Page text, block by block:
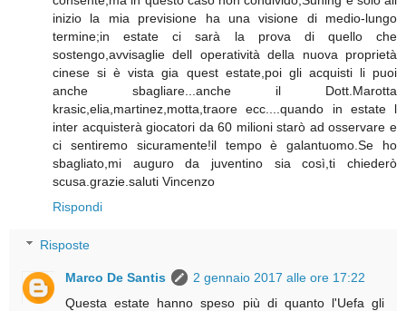
inizio la mia previsione ha una visione di medio-lungo
termine;in estate ci sarà la prova di quello che
sostengo,avvisaglie dell operatività della nuova proprietà
cinese si è vista gia quest estate,poi gli acquisti li puoi
anche sbagliare...anche il Dott.Marotta
krasic,elia,martinez,motta,traore ecc....quando in estate l
inter acquisterà giocatori da 60 milioni starò ad osservare e
ci sentiremo sicuramente!il tempo è galantuomo.Se ho
sbagliato,mi auguro da juventino sia così,ti chiederò
scusa.grazie.saluti Vincenzo
Rispondi
Risposte
Marco De Santis
2 gennaio 2017 alle ore 17:22
Questa estate hanno speso più di quanto l'Uefa gli